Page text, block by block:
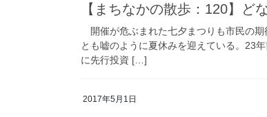
【まちなかの散歩：120】ど
開催が危ぶまれた七夕まつりも市民の期
とも嘘のように夏休みを迎えている。23
に先行投資 […]
2017年5月1日